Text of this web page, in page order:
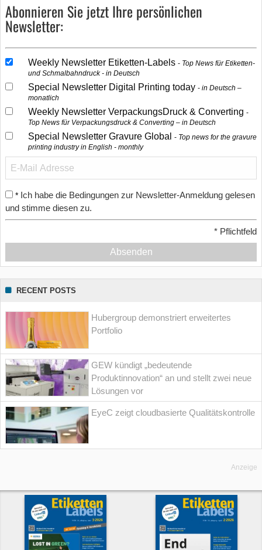
Abonnieren Sie jetzt Ihre persönlichen
Newsletter:
Weekly Newsletter Etiketten-Labels
Top News für Etiketten-
und Schmalbahndruck - in Deutsch
Special Newsletter Digital Printing today
in Deutsch –
monatlich
Weekly Newsletter VerpackungsDruck & Converting
Top News für Verpackungsdruck & Converting – in Deutsch
Special Newsletter Gravure Global
Top news for the gravure
printing industry in English - monthly
* Ich habe die Bedingungen zur Newsletter-Anmeldung gelesen
und stimme diesen zu.
* Pflichtfeld
Absenden
RECENT POSTS
Hubergroup demonstriert erweitertes
Portfolio
GEW kündigt „bedeutende
Produktinnovation“ an und stellt zwei neue
Lösungen vor
EyeC zeigt cloudbasierte Qualitätskontrolle
Anzeige